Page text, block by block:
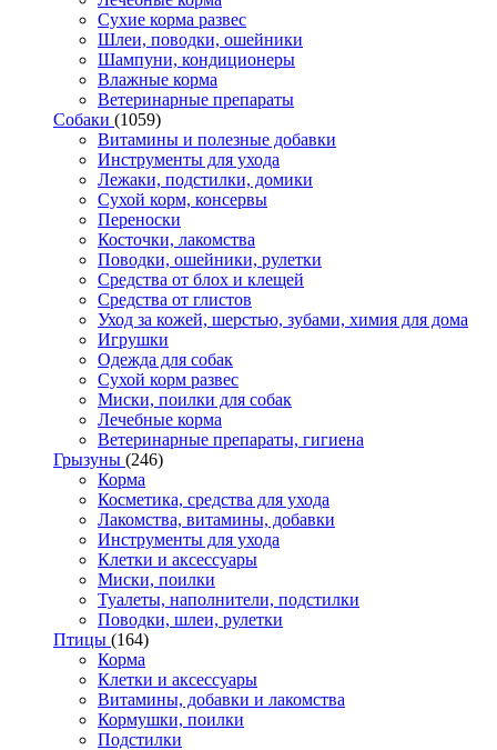
Сухие корма развес
Шлеи, поводки, ошейники
Шампуни, кондиционеры
Влажные корма
Ветеринарные препараты
Собаки (1059)
Витамины и полезные добавки
Инструменты для ухода
Лежаки, подстилки, домики
Сухой корм, консервы
Переноски
Косточки, лакомства
Поводки, ошейники, рулетки
Средства от блох и клещей
Средства от глистов
Уход за кожей, шерстью, зубами, химия для дома
Игрушки
Одежда для собак
Сухой корм развес
Миски, поилки для собак
Лечебные корма
Ветеринарные препараты, гигиена
Грызуны (246)
Корма
Косметика, средства для ухода
Лакомства, витамины, добавки
Инструменты для ухода
Клетки и аксессуары
Миски, поилки
Туалеты, наполнители, подстилки
Поводки, шлеи, рулетки
Птицы (164)
Корма
Клетки и аксессуары
Витамины, добавки и лакомства
Кормушки, поилки
Подстилки